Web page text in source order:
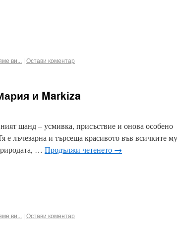
ви... | Остави коментар
и Markiza
щанд – усмивка, присъствие и онова особено
е лъчезарна и търсеща красивото във всичките му
… Продължи четенето →
ви... | Остави коментар